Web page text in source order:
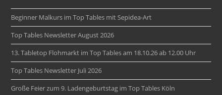
Beginner Malkurs im Top Tables mit Sepidea-Art
Top Tables Newsletter August 2026
13. Tabletop Flohmarkt im Top Tables am 18.10.26 ab 12.00 Uhr
Top Tables Newsletter Juli 2026
Große Feier zum 9. Ladengeburtstag im Top Tables Köln